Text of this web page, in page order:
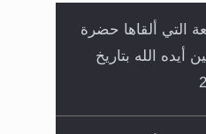
التي ألقاها حضرة
أيده الله بتاريخ